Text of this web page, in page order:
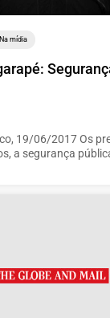
Na mídia
19/06/2017 Os
a segurança